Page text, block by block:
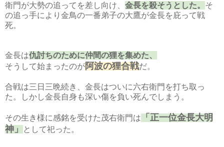
衛門が大勢の追ってを差し向け、 金長を殺そうとした。 そ
の追っ手により金鳥の一番弟子の大鷹が金長を庇って戦
死。
金長は仇討ちのために仲間の狸を集めた、
そうして始まったのが阿波の狸合戦だ。
合戦は三日三晩続き、金長はついに六右衛門を打ち取っ
た。しかし金長自身も深い傷を負い死んでしまう。
その生き様に感銘を受けた茂右衛門は
「正一位金長大明
神」
として祀った。